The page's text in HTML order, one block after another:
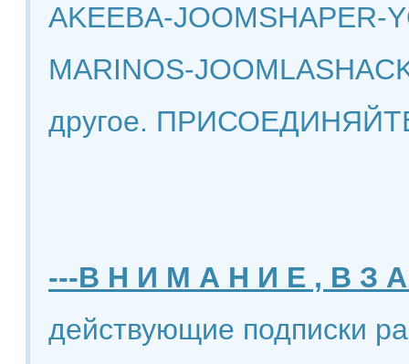
AKEEBA-JOOMSHAPER-
MARINOS-
другое.
---В Н И М А Н И Е , В З
действующие подписки